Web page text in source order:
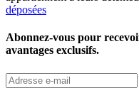
déposées
Abonnez-vous pour
avantages exclusifs.